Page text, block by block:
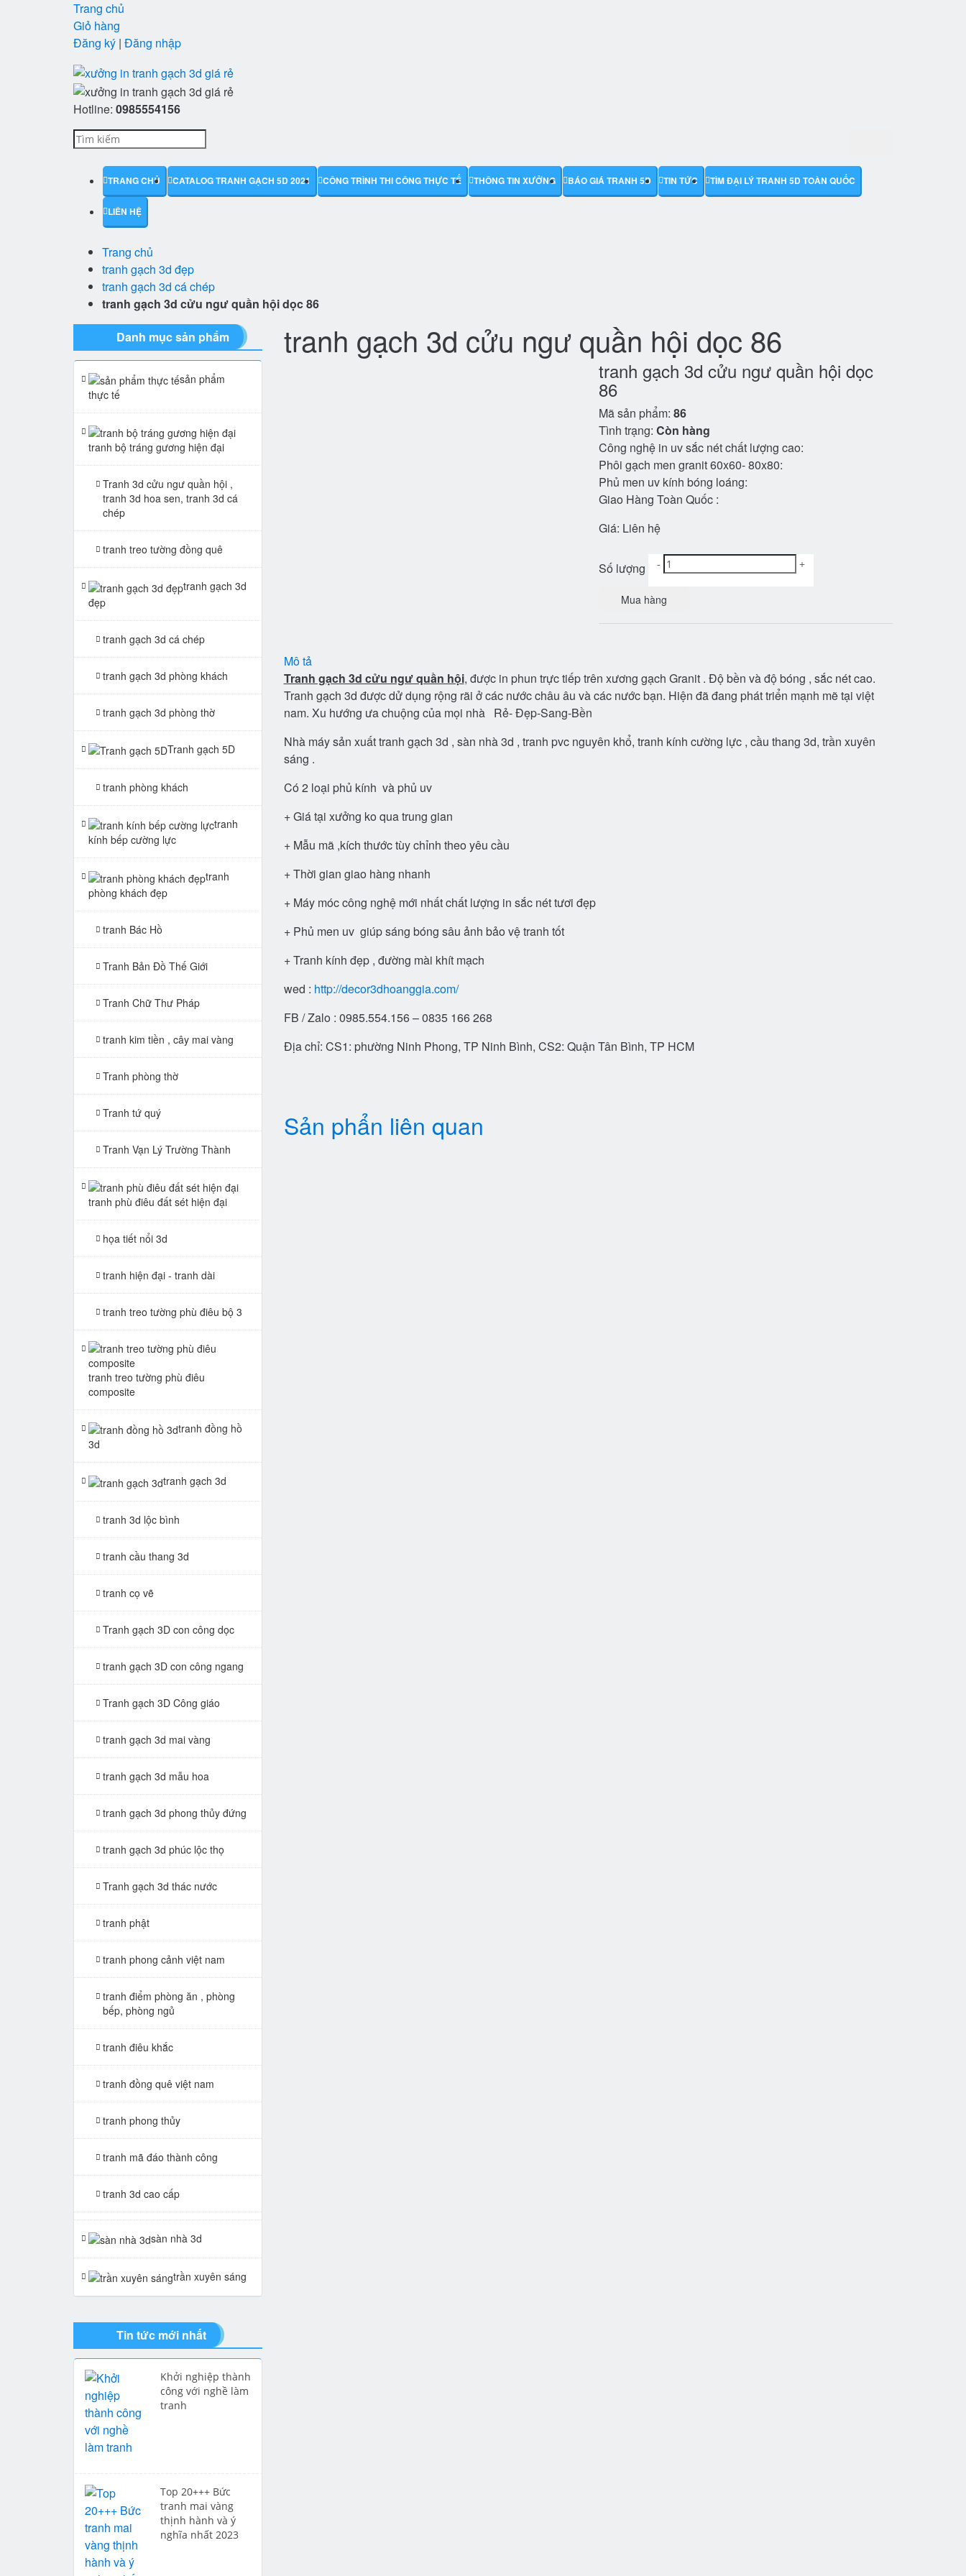
Trang chủ
Giỏ hàng
Đăng ký | Đăng nhập
Hotline: 0985554156
TRANG CHỦ CATALOG TRANH GẠCH 5D 2021 CÔNG TRÌNH THI CÔNG THỰC TẾ THÔNG TIN XƯỞNG BÁO GIÁ TRANH 5D TIN TỨC TÌM ĐẠI LÝ TRANH 5D TOÀN QUỐC
LIÊN HỆ
Trang chủ
tranh gạch 3d đẹp
tranh gạch 3d cá chép
tranh gạch 3d cửu ngư quần hội dọc 86
tranh gạch 3d cửu ngư quần hội dọc 86
tranh gạch 3d cửu ngư quần hội dọc
86
Mã sản phẩm:86
Tình trạng:Còn hàng
Công nghệ in uv sắc nét chất lượng cao:
Phôi gạch men granit 60x60- 80x80:
Phủ men uv kính bóng loáng:
Giao Hàng Toàn Quốc :
Giá: Liên hệ
Số lượng - +
Mua hàng
Mô tả
Tranh gạch 3d cửu ngư quần hội, được in phun trực tiếp trên xương gạch Granit . Độ bền và độ bóng , sắc nét cao.
Tranh gạch 3d được dử dụng rộng rãi ở các nước châu âu và các nước bạn. Hiện đã đang phát triển mạnh mẽ tại việt
nam. Xu hướng ưa chuộng của mọi nhà Rẻ- Đẹp-Sang-Bền
Nhà máy sản xuất tranh gạch 3d , sàn nhà 3d , tranh pvc nguyên khổ, tranh kính cường lực , cầu thang 3d, trần xuyên
sáng .
Có 2 loại phủ kính và phủ uv
+ Giá tại xưởng ko qua trung gian
+ Mẫu mã ,kích thước tùy chỉnh theo yêu cầu
+ Thời gian giao hàng nhanh
+ Máy móc công nghệ mới nhất chất lượng in sắc nét tươi đẹp
+ Phủ men uv giúp sáng bóng sâu ảnh bảo vệ tranh tốt
+ Tranh kính đẹp , đường mài khít mạch
wed : http://decor3dhoanggia.com/
FB / Zalo : 0985.554.156 – 0835 166 268
Địa chỉ: CS1: phường Ninh Phong, TP Ninh Bình, CS2: Quận Tân Bình, TP HCM
Sản phẩn liên quan
Danh mục sản phẩm
sản phẩm
thực tế
tranh bộ tráng gương hiện đại
Tranh 3d cửu ngư quần hội ,
tranh 3d hoa sen, tranh 3d cá
chép
tranh treo tường đồng quê
tranh gạch 3d
đẹp
tranh gạch 3d cá chép
tranh gạch 3d phòng khách
tranh gạch 3d phòng thờ
Tranh gạch 5D
tranh phòng khách
tranh
kính bếp cường lực
tranh
phòng khách đẹp
tranh Bác Hồ
Tranh Bản Đồ Thế Giới
Tranh Chữ Thư Pháp
tranh kim tiền , cây mai vàng
Tranh phòng thờ
Tranh tứ quý
Tranh Vạn Lý Trường Thành
tranh phù điêu đất sét hiện đại
họa tiết nổi 3d
tranh hiện đại - tranh dài
tranh treo tường phù điêu bộ 3
tranh treo tường phù điêu
composite
tranh đồng hồ
3d
tranh gạch 3d
tranh 3d lộc bình
tranh cầu thang 3d
tranh cọ vẽ
Tranh gạch 3D con công dọc
tranh gạch 3D con công ngang
Tranh gạch 3D Công giáo
tranh gạch 3d mai vàng
tranh gạch 3d mẫu hoa
tranh gạch 3d phong thủy đứng
tranh gạch 3d phúc lộc thọ
Tranh gạch 3d thác nước
tranh phật
tranh phong cảnh việt nam
tranh điểm phòng ăn , phòng
bếp, phòng ngủ
tranh điêu khắc
tranh đồng quê việt nam
tranh phong thủy
tranh mã đáo thành công
tranh 3d cao cấp
gió
tranh giả ngọc
sàn nhà 3d
trần xuyên sáng
Tin tức mới nhất
Khởi nghiệp thành
công với nghề làm
tranh
Top 20+++ Bức
tranh mai vàng
thịnh hành và ý
nghĩa nhất 2023